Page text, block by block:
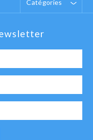
Catégories